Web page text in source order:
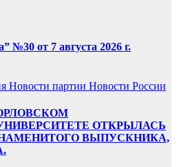
№30 от 7 августа 2026 г.
Новости партии Новости России
ОРЛОВСКОМ
ОТКРЫЛАСЬ
ВЫПУСКНИКА,